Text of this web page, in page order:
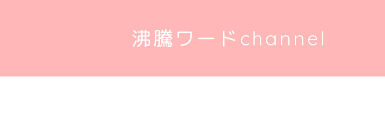
沸騰ワードchannel